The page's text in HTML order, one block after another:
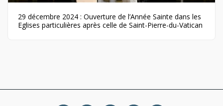
29 décembre 2024 : Ouverture de l’Année Sainte dans les
Eglises particulières après celle de Saint-Pierre-du-Vatican